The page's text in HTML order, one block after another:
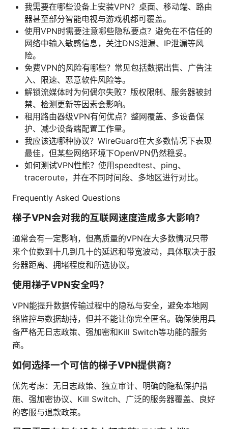
我需要在哪些设备上安装VPN？桌面、移动端、路由
器甚至部分智能电视与游戏机都可覆盖。
使用VPN时需要注意哪些隐私要点？避免在不信任的
网络中输入敏感信息，关注DNS泄漏、IP泄漏等风
险。
免费VPN的风险有哪些？常见包括数据出售、广告注
入、限速、恶意软件风险等。
解锁流媒体时为何偶尔失败？版权限制、服务器被封
禁、检测更新等因素会影响。
租用路由器级VPN有何优点？整网覆盖、多设备保
护、减少设备端配置工作量。
我应该选哪种协议？WireGuard在大多数情况下表现
最佳，但某些网络环境下OpenVPN仍然稳妥。
如何测试VPN性能？使用speedtest、ping、
traceroute，并在不同时间段、多地区进行对比。
Frequently Asked Questions
梯子VPN会对我的互联网速度造成多大影响？
通常会有一定影响，但高质量的VPN在大多数情况只带
来个位数到十几到几十的延迟和带宽波动，具体取决于服
务器距离、拥堵程度和所选协议。
使用梯子VPN安全吗？
VPN能提升数据传输过程中的隐私与安全，避免本地网
络监控与数据劫持，但并不能让你完全匿名。确保使用具
备严格无日志政策、强加密和Kill Switch等功能的服务
商。
如何选择一个可信的梯子VPN提供商？
优先考虑：无日志政策、独立审计、明确的隐私保护措
施、强加密协议、Kill Switch、广泛的服务器覆盖、良好
的客服与退款政策。